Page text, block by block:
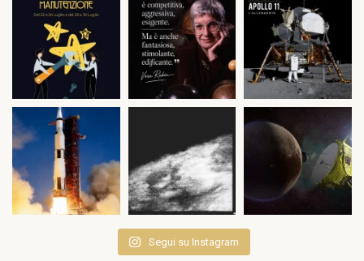
Segui su Instagram